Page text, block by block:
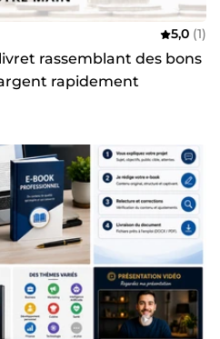
5,0 (1)
rassemblant des bons
rapidement